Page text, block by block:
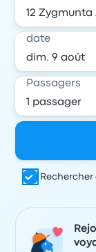
date
Passagers